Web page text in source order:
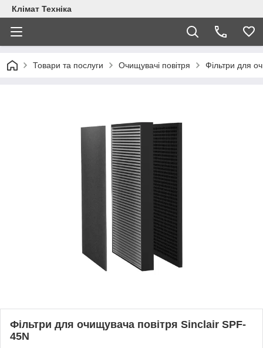
Клімат Техніка
Товари та послуги Очищувачі повітря Фільтри для
Фільтри для очищувача повітря Sinclair SPF-
45N